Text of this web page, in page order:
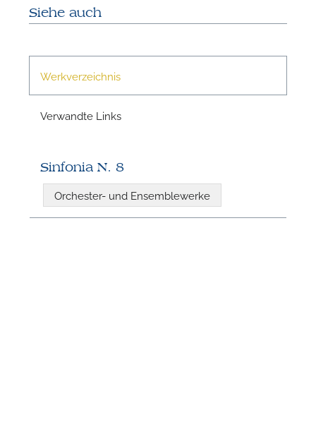
Siehe auch
Werkverzeichnis
Verwandte Links
Sinfonia N. 8
Orchester- und Ensemblewerke